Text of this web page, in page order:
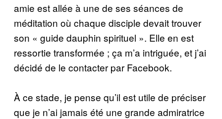
amie est allée à une de ses séances de
méditation où chaque disciple devait trouver
son « guide dauphin spirituel ». Elle en est
ressortie transformée ; ça m’a intriguée, et j’ai
décidé de le contacter par Facebook.
À ce stade, je pense qu’il est utile de préciser
que je n’ai jamais été une grande admiratrice